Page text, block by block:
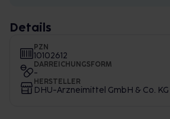
Details
PZN
10102612
DARREICHUNGSFORM
-
HERSTELLER
DHU-Arzneimittel GmbH & Co. KG